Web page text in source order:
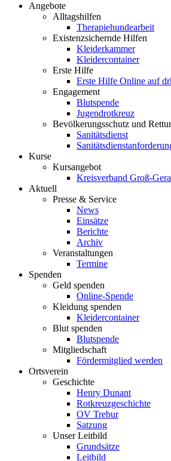
Angebote
Alltagshilfen
Therapiehundearbeit
Existenzsichernde Hilfen
Kleiderkammer
Kleidercontainer
Erste Hilfe
Erste Hilfe Online auf
Engagement
Blutspende
Jugendrotkreuz
Bevölkerungsschutz und
Sanitätsdienst
Kurse
Kursangebot
Kreisverband Groß-
Aktuell
Presse & Service
News
Einsätze
Berichte
Archiv
Veranstaltungen
Termine
Spenden
Geld spenden
Online-Spende
Kleidung spenden
Kleidercontainer
Blut spenden
Blutspende
Mitgliedschaft
Fördermitglied werden
Ortsverein
Geschichte
Henry Dunant
Rotkreuzgeschichte
OV Trebur
Satzung
Unser Leitbild
Grundsätze
Leitbild